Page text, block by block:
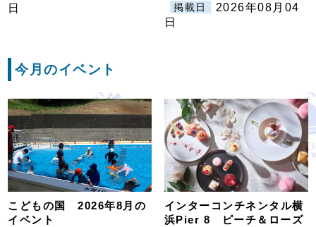
日
掲載日
2026年08月04
日
今月のイベント
こどもの国 2026年8月の
イベント
インターコンチネンタル横
浜Pier 8 ピーチ＆ローズ